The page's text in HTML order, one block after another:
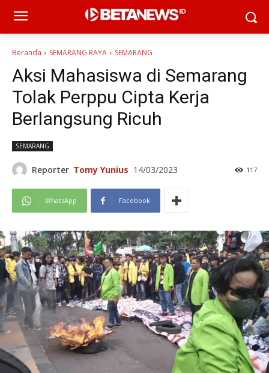
Beranda SEMARANG RAYA SEMARANG
Aksi Mahasiswa di Semarang
Tolak Perppu Cipta Kerja
Berlangsung Ricuh
SEMARANG
Reporter Tomy Yunius 14/03/2023 117
WhatsApp Facebook